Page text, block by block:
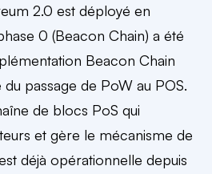
2.0 est déployé en
0 (Beacon Chain) a été
Beacon Chain
du passage de PoW au POS.
de blocs PoS qui
et gère le mécanisme de
déjà opérationnelle depuis